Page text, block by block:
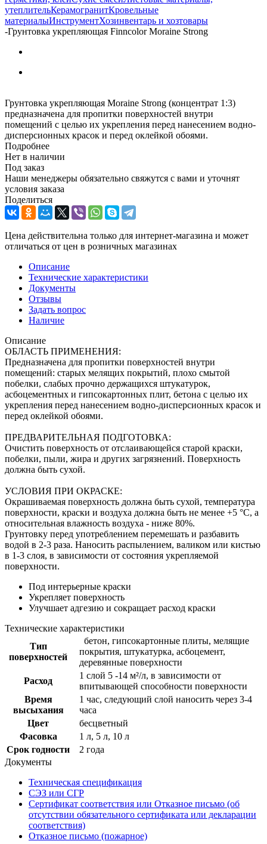
утеплительКерамогранитКровельные
материалыИнструментХозинвентарь и хозтовары
-Грунтовка укрепляющая Finncolor Moraine Strong
Грунтовка укрепляющая Moraine Strong (концентрат 1:3)
предназначена для пропитки поверхностей внутри
помещений с целью их укрепления перед нанесением водно-
дисперсионных красок и перед оклейкой обоями.
Подробнее
Нет в наличии
Под заказ
Наши менеджеры обязательно свяжутся с вами и уточнят
условия заказа
Поделиться
Цена действительна только для интернет-магазина и может
отличаться от цен в розничных магазинах
Описание
Технические характеристики
Документы
Отзывы
Задать вопрос
Наличие
Описание
ОБЛАСТЬ ПРИМЕНЕНИЯ:
Предназначена для пропитки поверхностей внутри
помещений: старых мелящих покрытий, плохо смытой
побелки, слабых прочно держащихся штукатурок,
асбоцементных и гипсокартонных плит, бетона с целью их
укрепления перед нанесением водно-дисперсионных красок и
перед оклейкой обоями.
ПРЕДВАРИТЕЛЬНАЯ ПОДГОТОВКА:
Очистить поверхность от отслаивающейся старой краски,
побелки, пыли, жира и других загрязнений. Поверхность
должна быть сухой.
УСЛОВИЯ ПРИ ОКРАСКЕ:
Окрашиваемая поверхность должна быть сухой, температура
поверхности, краски и воздуха должна быть не менее +5 °С, а
относительная влажность воздуха - ниже 80%.
Грунтовку перед употреблением перемешать и разбавить
водой в 2-3 раза. Наносить распылением, валиком или кистью
в 1-3 слоя, в зависимости от состояния укрепляемой
поверхности.
Под интерьерные краски
Укрепляет поверхность
Улучшает адгезию и сокращает расход краски
Технические характеристики
Тип
поверхностей
бетон, гипсокартонные плиты, мелящие
покрытия, штукатурка, асбоцемент,
деревянные поверхности
Расход
1 слой 5 -14 м²/л, в зависимости от
впитывающей способности поверхности
Время
высыхания
1 час, следующий слой наносить через 3-4
часа
Цвет
бесцветный
Фасовка
1 л, 5 л, 10 л
Срок годности
2 года
Документы
Техническая спецификация
СЭЗ или СГР
Сертификат соответствия или Отказное письмо (об
отсутствии обязательного сертификата или декларации
соответствия)
Отказное письмо (пожарное)